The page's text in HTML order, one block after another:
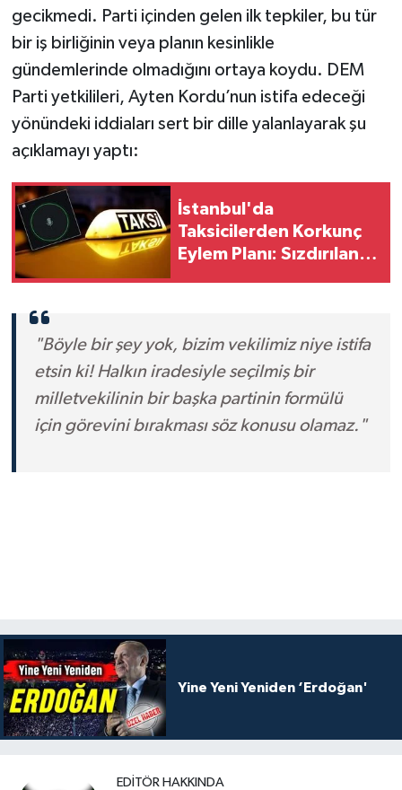
gecikmedi. Parti içinden gelen ilk tepkiler, bu tür
bir iş birliğinin veya planın kesinlikle
gündemlerinde olmadığını ortaya koydu. DEM
Parti yetkilileri, Ayten Kordu’nun istifa edeceği
yönündeki iddiaları sert bir dille yalanlayarak şu
açıklamayı yaptı:
İstanbul'da
Taksicilerden Korkunç
Eylem Planı: Sızdırılan
"Böyle bir şey yok, bizim vekilimiz niye istifa
etsin ki! Halkın iradesiyle seçilmiş bir
milletvekilinin bir başka partinin formülü
için görevini bırakması söz konusu olamaz."
Yine Yeni Yeniden ‘Erdoğan'
EDITÖR HAKKINDA